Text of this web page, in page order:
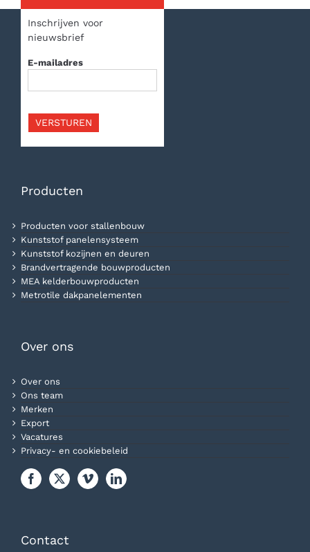
Inschrijven voor
nieuwsbrief
E-mailadres
VERSTUREN
Producten
Producten voor stallenbouw
Kunststof panelensysteem
Kunststof kozijnen en deuren
Brandvertragende bouwproducten
MEA kelderbouwproducten
Metrotile dakpanelementen
Over ons
Over ons
Ons team
Merken
Export
Vacatures
Privacy- en cookiebeleid
Contact